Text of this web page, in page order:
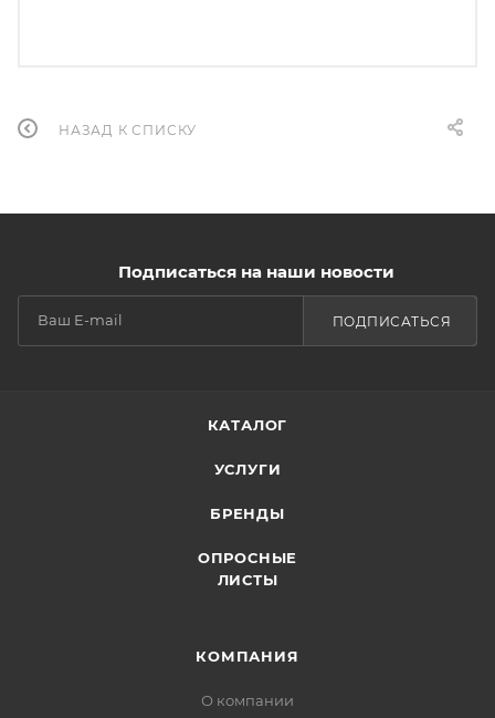
НАЗАД К СПИСКУ
Подписаться на наши новости
ПОДПИСАТЬСЯ
КАТАЛОГ
УСЛУГИ
БРЕНДЫ
ОПРОСНЫЕ
ЛИСТЫ
КОМПАНИЯ
О компании